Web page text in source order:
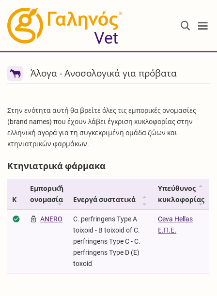
®
Vet
Άλογα - Ανοσολογικά για πρόβατα
Στην ενότητα αυτή θα βρείτε όλες τις εμπορικές ονομασίες
(brand names) που έχουν λάβει έγκριση κυκλοφορίας στην
ελληνική αγορά για τη συγκεκριμένη ομάδα ζώων και
κτηνιατρικών φαρμάκων.
Κτηνιατρικά φάρμακα
Κ
Εμπορική
ονομασία
Ενεργά συστατικά
Υπεύθυνος
κυκλοφορίας
ANERO
C. perfringens Type A
toixoid - B toixoid of C.
perfringens Type C - C.
perfringens Type D (E)
toxoid
Ceva Hellas
Ε.Π.Ε.